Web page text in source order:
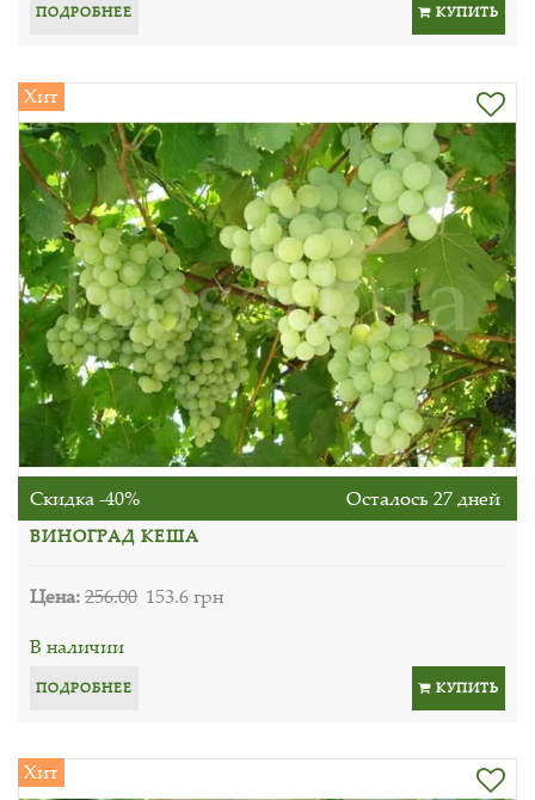
ПОДРОБНЕЕ КУПИТЬ
Хит
Скидка -40% Осталось 27 дней
ВИНОГРАД КЕША
Цена:256.00 153.6 грн
В наличии
ПОДРОБНЕЕ КУПИТЬ
Хит